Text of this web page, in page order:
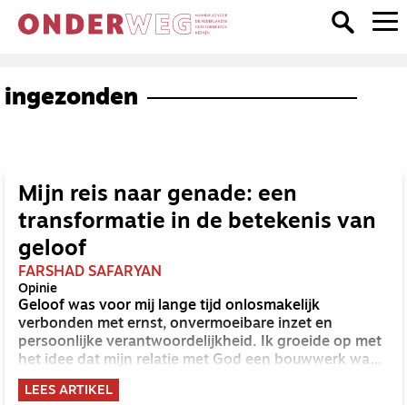
ingezonden
Mijn reis naar genade: een
transformatie in de betekenis van
geloof
FARSHAD SAFARYAN
Opinie
Geloof was voor mij lange tijd onlosmakelijk
verbonden met ernst, onvermoeibare inzet en
persoonlijke verantwoordelijkheid. Ik groeide op met
het idee dat mijn relatie met God een bouwwerk was
dat ik zelf moest optrekken, steen voor steen, met
rechtvaardigheid als fundament en voortdurende
LEES ARTIKEL